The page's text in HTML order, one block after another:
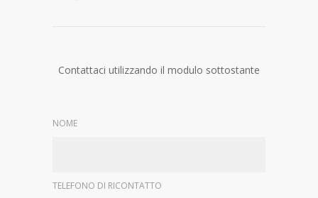
Contattaci utilizzando il modulo sottostante
NOME
TELEFONO DI RICONTATTO